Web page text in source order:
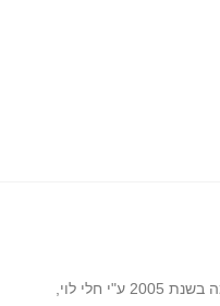
הוקמה בשנת 2005 ע"י חלי לוי,